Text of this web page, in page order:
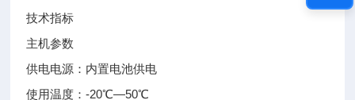
技术指标
主机参数
供电电源：内置电池供电
使用温度：-20℃—50℃